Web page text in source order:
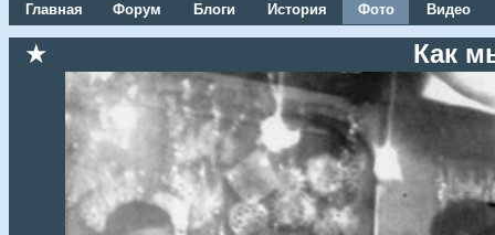
Главная Форум Блоги История Фото Видео
★ Как